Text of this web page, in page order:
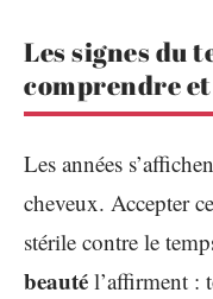
Les signes du
comprendre
Les années
cheveux. Accepter
stérile contre le
beauté l’affirment :